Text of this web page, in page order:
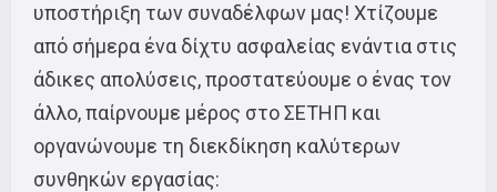
υποστήριξη των συναδέλφων μας! Χτίζουμε
από σήμερα ένα δίχτυ ασφαλείας ενάντια στις
άδικες απολύσεις, προστατεύουμε ο ένας τον
άλλο, παίρνουμε μέρος στο ΣΕΤΗΠ και
οργανώνουμε τη διεκδίκηση καλύτερων
συνθηκών εργασίας: